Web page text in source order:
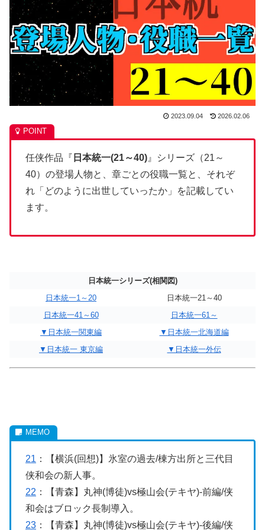
2023.09.04 2026.02.06
任侠作品『 日本統一(21～40) 』シリーズ（21～
40）の登場人物と、章ごとの役職一覧と、それぞ
れ「どのように出世していったか」を記載してい
ます。
日本統一シリーズ(相関図)
日本統一1～20
日本統一21～40
日本統一41～60
日本統一61～
▼日本統一関東編
▼日本統一北海道編
▼日本統一 東京編
▼日本統一外伝
21 ：【横浜(回想)】氷室の過去/棟方出所と三代目
侠和会の新人事。
22 ：【青森】丸神(博徒)vs極山会(テキヤ)-前編/侠
和会はブロック長制導入。
23 ：【青森】丸神(博徒)vs極山会(テキヤ)-後編/侠